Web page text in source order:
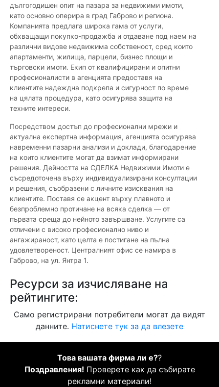
дългогодишен опит на пазара за недвижими имоти,
като основно оперира в град Габрово и региона.
Компанията предлага широка гама от услуги,
обхващащи покупко-продажба и отдаване под наем на
различни видове недвижима собственост, сред които
апартаменти, жилища, парцели, бизнес площи и
търговски имоти. Екип от квалифицирани и опитни
професионалисти в агенцията предоставя на
клиентите надеждна подкрепа и сигурност по време
на цялата процедура, като осигурява защита на
техните интереси.
Посредством достъп до професионални мрежи и
актуална експертна информация, агенцията осигурява
навременни пазарни анализи и доклади, благодарение
на които клиентите могат да взимат информирани
решения. Дейността на СДЕЛКА Недвижими Имоти е
съсредоточена върху индивидуализирани консултации
и решения, съобразени с личните изисквания на
клиентите. Поставя се акцент върху плавното и
безпроблемно протичане на всяка сделка — от
първата среща до нейното завършване. Услугите са
отличени с високо професионално ниво и
ангажираност, като целта е постигане на пълна
удовлетвореност. Централният офис се намира в
Габрово, на ул. Янтра 1.
Ресурси за изчисляване на
рейтингите:
Само регистрирани потребители могат да видят
данните. Натиснете тук за да влезете
Това вашата фирма ли е??
Поздравления! Проверете как да събирате
рекламни материали!